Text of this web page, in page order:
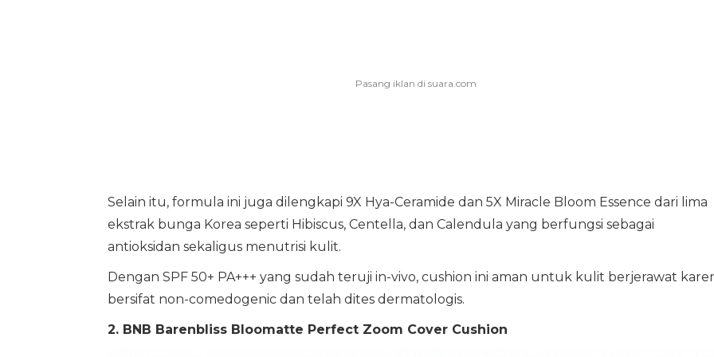
Selain itu, formula ini juga dilengkapi 9X Hya-Ceramide dan 5X Miracle Bloom Essence dari lima
ekstrak bunga Korea seperti Hibiscus, Centella, dan Calendula yang berfungsi sebagai
antioksidan sekaligus menutrisi kulit.
Dengan SPF 50+ PA+++ yang sudah teruji in-vivo, cushion ini aman untuk kulit berjerawat
bersifat non-comedogenic dan telah dites dermatologis.
2. BNB Barenbliss Bloomatte Perfect Zoom Cover Cushion